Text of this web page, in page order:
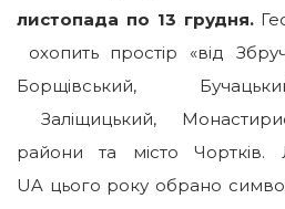
листопада по 13 грудня.
охопить простір «від
Борщівський,
Заліщицький,
райони та місто Чортків.
UA цього року обрано